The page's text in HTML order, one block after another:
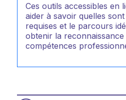
Ces outils accessibles en
aider à savoir quelles
requises et le parcours
obtenir la reconnaissance
compétences